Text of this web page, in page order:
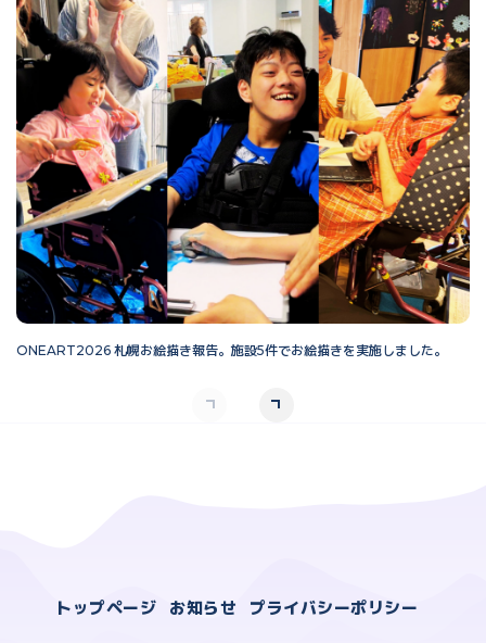
ONEART2026 札幌お絵描き報告。施設5件でお絵描きを実施しました。
トップページ お知らせ プライバシーポリシー